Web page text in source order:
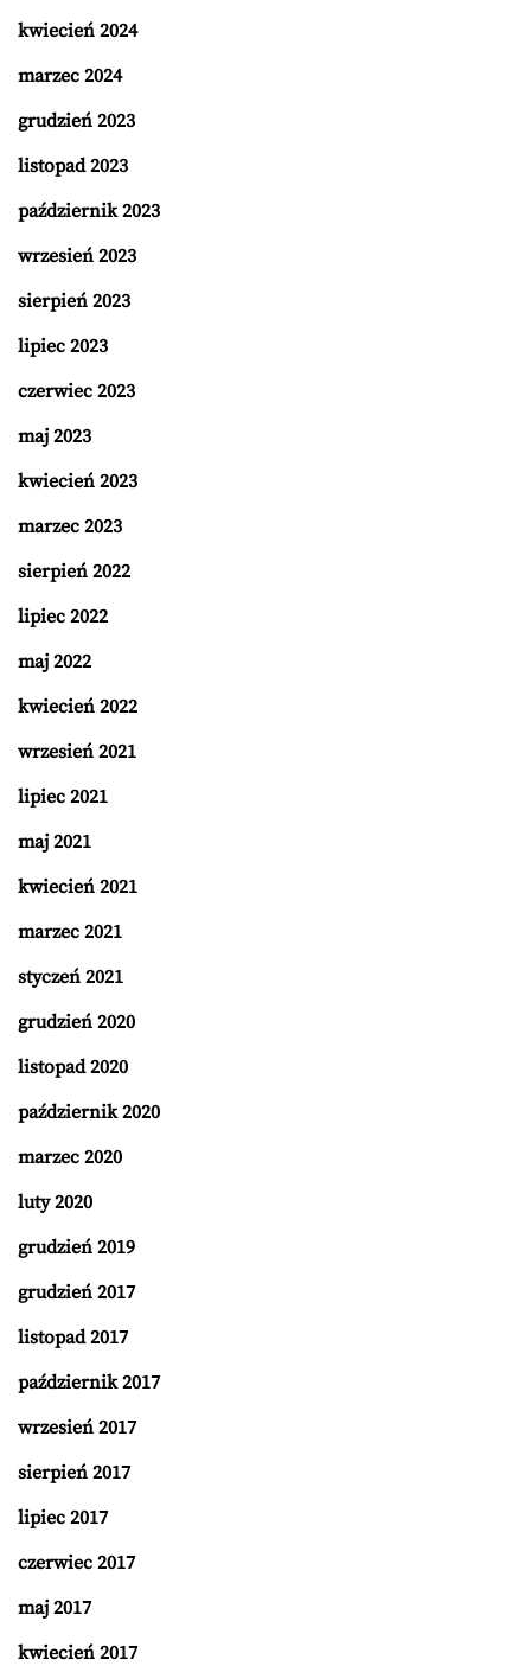
kwiecień 2024
marzec 2024
grudzień 2023
listopad 2023
październik 2023
wrzesień 2023
sierpień 2023
lipiec 2023
czerwiec 2023
maj 2023
kwiecień 2023
marzec 2023
sierpień 2022
lipiec 2022
maj 2022
kwiecień 2022
wrzesień 2021
lipiec 2021
maj 2021
kwiecień 2021
marzec 2021
styczeń 2021
grudzień 2020
listopad 2020
październik 2020
marzec 2020
luty 2020
grudzień 2019
grudzień 2017
listopad 2017
październik 2017
wrzesień 2017
sierpień 2017
lipiec 2017
czerwiec 2017
maj 2017
kwiecień 2017